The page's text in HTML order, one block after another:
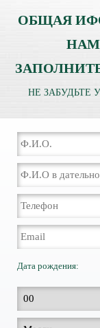
ОБЩАЯ
НАМ
НЕ ЗАБУДЬТЕ
Дата рождения: